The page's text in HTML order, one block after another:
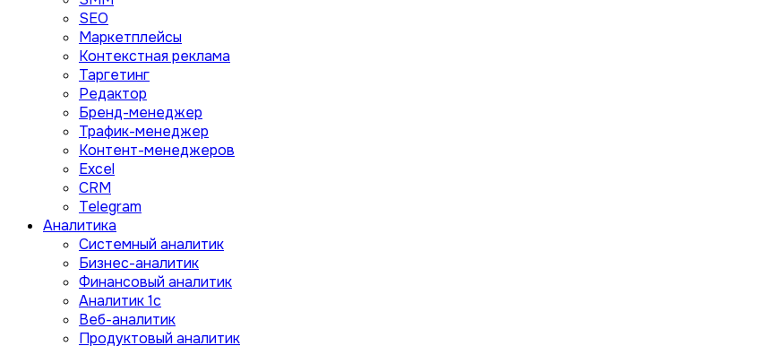
SEO
Маркетплейсы
Контекстная реклама
Таргетинг
Редактор
Бренд-менеджер
Трафик-менеджер
Контент-менеджеров
Excel
CRM
Telegram
Аналитика
Системный аналитик
Бизнес-аналитик
Финансовый аналитик
Aналитик 1с
Веб-аналитик
Продуктовый аналитик